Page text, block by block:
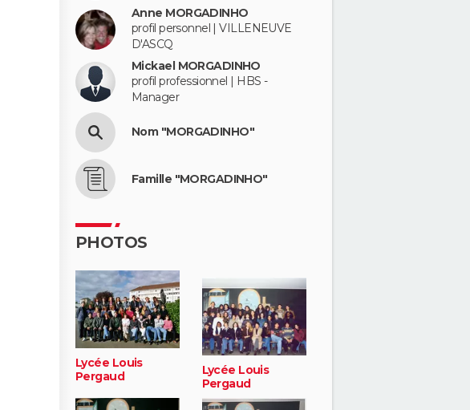
Anne MORGADINHO
profil personnel | VILLENEUVE
D'ASCQ
Mickael MORGADINHO
profil professionnel | HBS -
Manager
Nom "MORGADINHO"
Famille "MORGADINHO"
PHOTOS
Lycée Louis
Pergaud
Lycée Louis
Pergaud